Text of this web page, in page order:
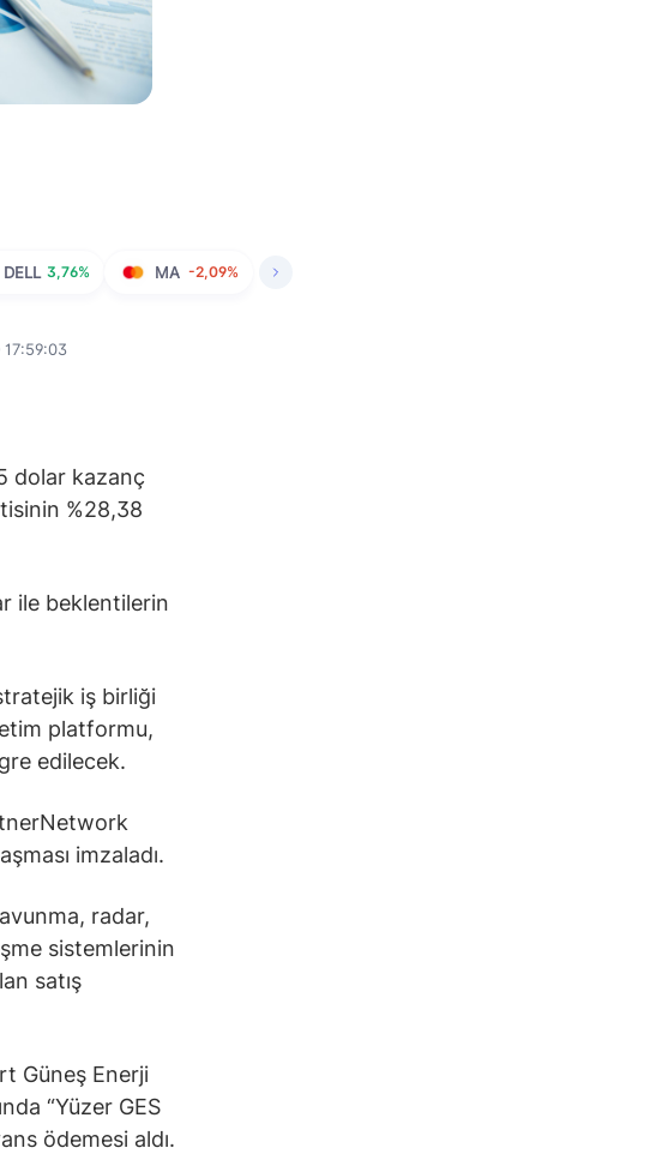
DELL 3,76% MA -2,09%
17:59:03
dolar kazanç
%28,38
ile beklentilerin
iş birliği
platformu,
edilecek.
imzaladı.
radar,
sistemlerinin
satış
Güneş Enerji
“Yüzer GES
ödemesi aldı.